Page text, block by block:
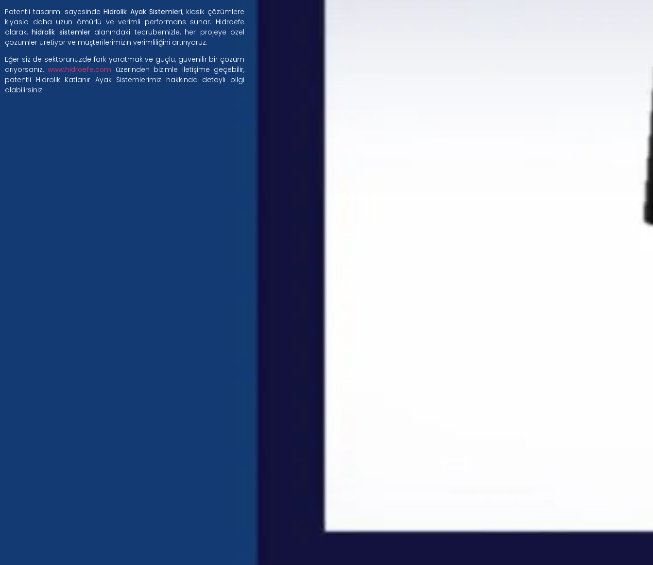
Patentli tasarımı sayesindeHidrolik Ayak Sistemleri, klasik çözümlere
kıyasla daha uzun ömürlü ve verimli performans sunar. Hidroefe
olarak,hidrolik sistemleralanındaki tecrübemizle, her projeye özel
çözümler üretiyor ve müşterilerimizin verimliliğini artırıyoruz.
Eğer siz de sektörünüzde fark yaratmak ve güçlü, güvenilir bir çözüm
arıyorsanız,www.hidroefe.com üzerinden bizimle iletişime geçebilir,
patentli Hidrolik Katlanır Ayak Sistemlerimiz hakkında detaylı bilgi
alabilirsiniz.